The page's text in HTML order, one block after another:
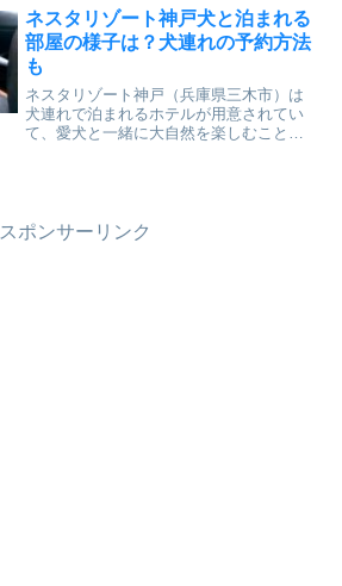
銀泉という二つの異なる泉質を楽しめる
ことです。金泉は鉄分と塩分が多く含ま
れた温泉で、茶褐色の湯が特徴です。こ
の色は鉄が酸化したもので、つかると肌
がすべすべになる効果があります。一
方、銀泉は炭酸泉やラドン泉で、無色透
明の湯です。銀泉は血行促進や疲労回復
かる温泉は、感慨深いですね。きっと心
い」「車やバス、バイクで行きたい」と
いう方もいるのではないで...
ネスタリゾート神戸犬と泊まれる
部屋の様子は？犬連れの予約方法
も
ネスタリゾート神戸（兵庫県三木市）は
犬連れで泊まれるホテルが用意されてい
て、愛犬と一緒に大自然を楽しむことが
スポンサーリンク